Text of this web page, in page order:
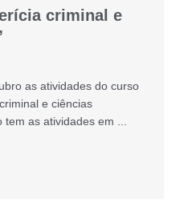
criminal e
as atividades do curso
e ciências
as atividades em ...